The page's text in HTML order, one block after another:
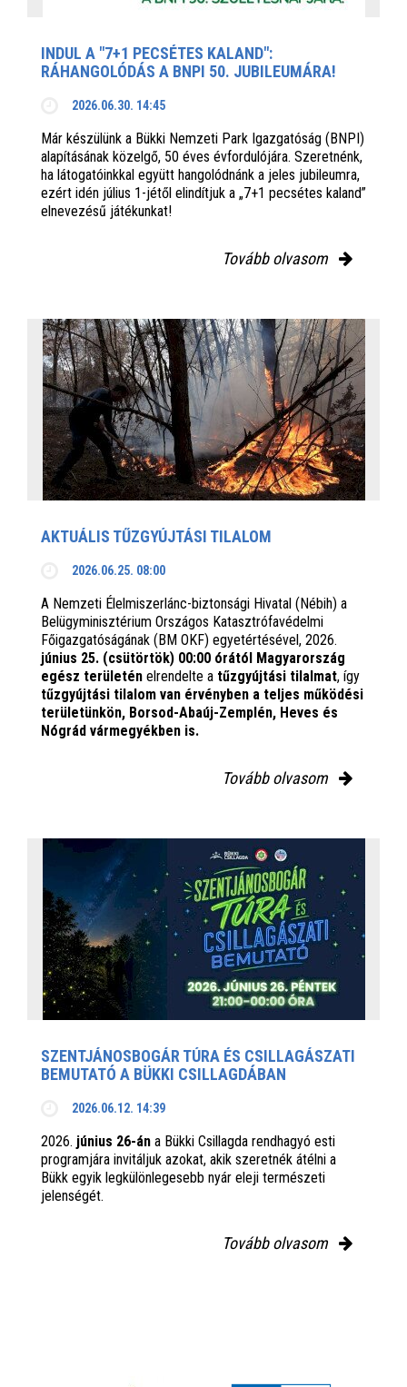
INDUL A "7+1 PECSÉTES KALAND":
RÁHANGOLÓDÁS A BNPI 50. JUBILEUMÁRA!
2026.06.30. 14:45
Már készülünk a Bükki Nemzeti Park Igazgatóság (BNPI)
alapításának közelgő, 50 éves évfordulójára. Szeretnénk,
ha látogatóinkkal együtt hangolódnánk a jeles jubileumra,
ezért idén július 1-jétől elindítjuk a „7+1 pecsétes kaland”
elnevezésű játékunkat!
Tovább olvasom
AKTUÁLIS TŰZGYÚJTÁSI TILALOM
2026.06.25. 08:00
A Nemzeti Élelmiszerlánc-biztonsági Hivatal (Nébih) a
Belügyminisztérium Országos Katasztrófavédelmi
Főigazgatóságának (BM OKF) egyetértésével, 2026.
június 25. (csütörtök) 00:00 órától Magyarország
egész területén elrendelte a tűzgyújtási tilalmat, így
tűzgyújtási tilalom van érvényben a teljes működési
területünkön, Borsod-Abaúj-Zemplén, Heves és
Nógrád vármegyékben is.
Tovább olvasom
SZENTJÁNOSBOGÁR TÚRA ÉS CSILLAGÁSZATI
BEMUTATÓ A BÜKKI CSILLAGDÁBAN
2026.06.12. 14:39
2026. június 26-án a Bükki Csillagda rendhagyó esti
programjára invitáljuk azokat, akik szeretnék átélni a
Bükk egyik legkülönlegesebb nyár eleji természeti
jelenségét.
Tovább olvasom